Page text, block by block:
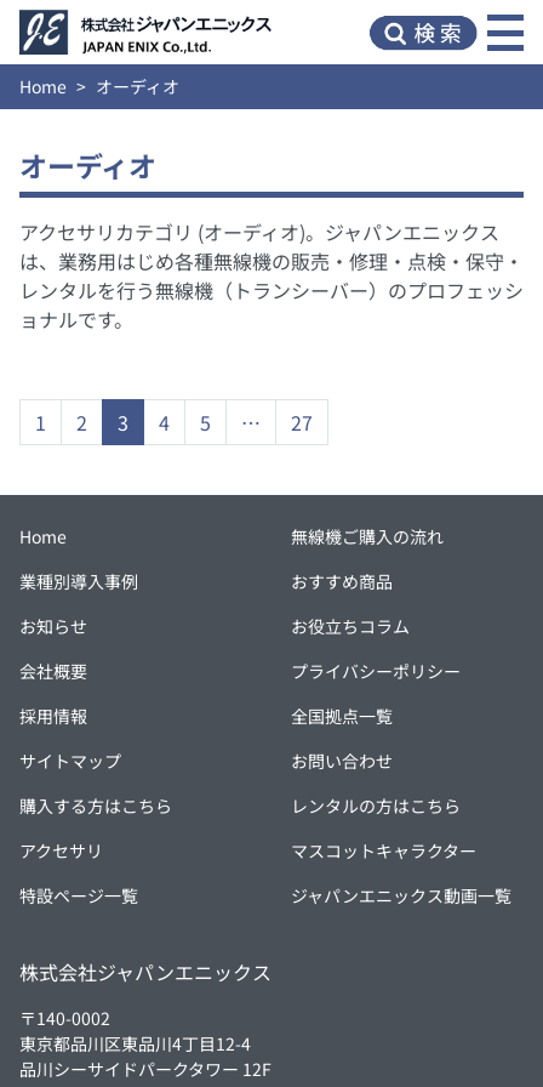
Home オーディオ
オーディオ
アクセサリカテゴリ (オーディオ)。ジャパンエニックス
は、業務用はじめ各種無線機の販売・修理・点検・保守・
レンタルを行う無線機（トランシーバー）のプロフェッシ
ョナルです。
1 2 3 4 5 … 27
Home
無線機ご購入の流れ
業種別導入事例
おすすめ商品
お知らせ
お役立ちコラム
会社概要
プライバシーポリシー
採用情報
全国拠点一覧
サイトマップ
お問い合わせ
購入する方はこちら
レンタルの方はこちら
アクセサリ
マスコットキャラクター
特設ページ一覧
ジャパンエニックス動画一覧
株式会社ジャパンエニックス
〒140-0002
東京都品川区東品川4丁目12-4
品川シーサイドパークタワー 12F